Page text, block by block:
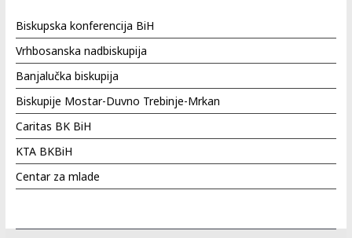
Biskupska konferencija BiH
Vrhbosanska nadbiskupija
Banjalučka biskupija
Biskupije Mostar-Duvno Trebinje-Mrkan
Caritas BK BiH
KTA BKBiH
Centar za mlade